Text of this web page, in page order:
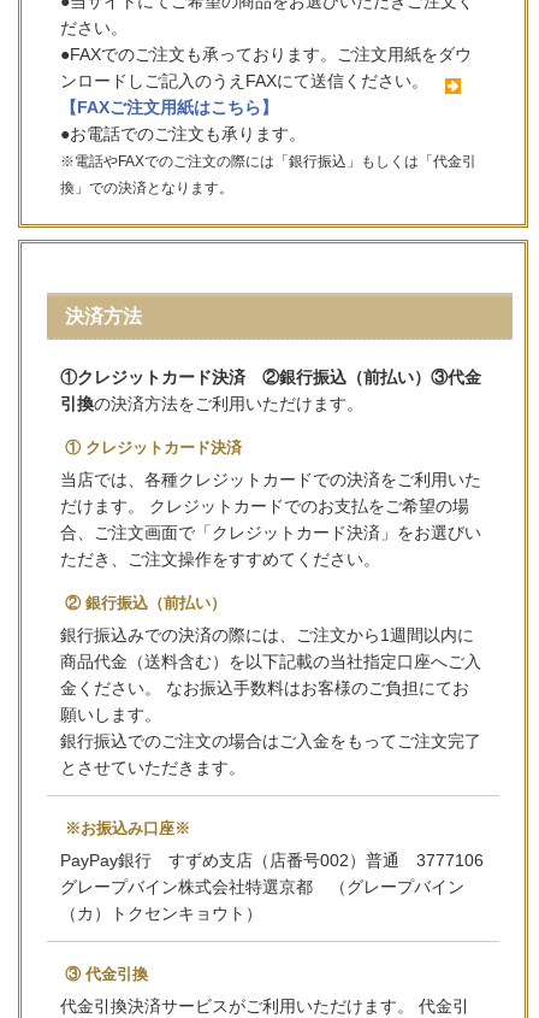
ださい。
●FAXでのご注文も承っております。ご注文用紙をダウ
ンロードしご記入のうえFAXにて送信ください。
【FAXご注文用紙はこちら】
●お電話でのご注文も承ります。
※電話やFAXでのご注文の際には「銀行振込」もしくは「代金引
換」での決済となります。
決済方法
①クレジットカード決済 ②銀行振込（前払い）③代金
引換の決済方法をご利用いただけます。
① クレジットカード決済
当店では、各種クレジットカードでの決済をご利用いた
だけます。 クレジットカードでのお支払をご希望の場
合、ご注文画面で「クレジットカード決済」をお選びい
ただき、ご注文操作をすすめてください。
② 銀行振込（前払い）
銀行振込みでの決済の際には、ご注文から1週間以内に
商品代金（送料含む）を以下記載の当社指定口座へご入
金ください。 なお振込手数料はお客様のご負担にてお
願いします。
銀行振込でのご注文の場合はご入金をもってご注文完了
とさせていただきます。
※お振込み口座※
PayPay銀行 すずめ支店（店番号002）普通 3777106
グレープバイン株式会社特選京都 （グレープバイン
（カ）トクセンキョウト）
③ 代金引換
代金引換決済サービスがご利用いただけます。 代金引